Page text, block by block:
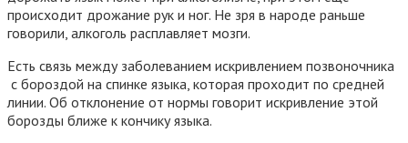
происходит дрожание рук и ног. Не зря в народе раньше
говорили, алкоголь расплавляет мозги.
Есть связь между заболеванием искривлением позвоночника
с бороздой на спинке языка, которая проходит по средней
линии. Об отклонение от нормы говорит искривление этой
борозды ближе к кончику языка.